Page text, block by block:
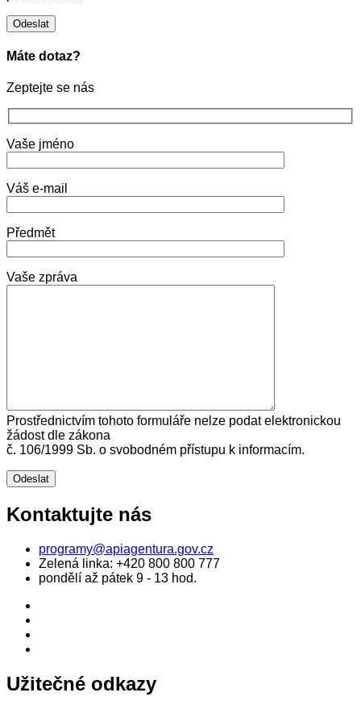
Máte dotaz?
Zeptejte se nás
Vaše jméno
Váš e-mail
Předmět
Vaše zpráva
Prostřednictvím tohoto formuláře nelze podat elektronickou
žádost dle zákona
č. 106/1999 Sb. o svobodném přístupu k informacím.
Kontaktujte nás
programy@apiagentura.gov.cz
Zelená linka: +420 800 800 777
pondělí až pátek 9 - 13 hod.
Užitečné odkazy